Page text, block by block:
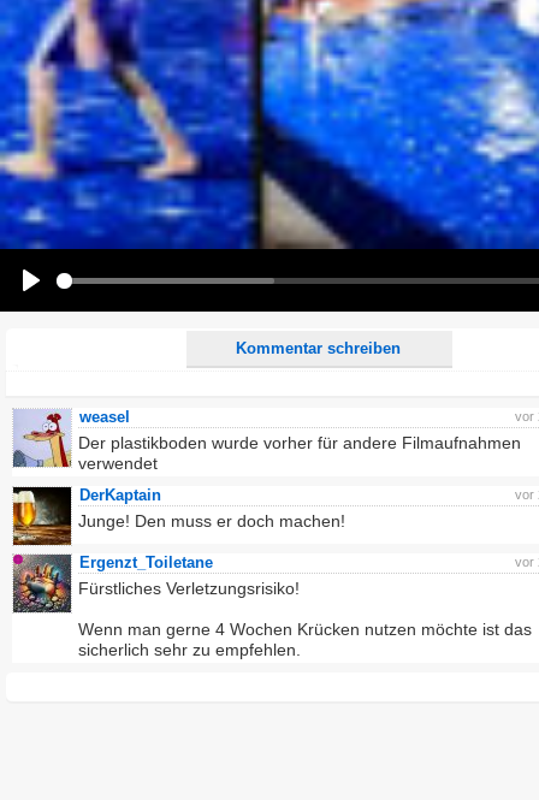
Kommentar schreiben
Name:
E-Mail-Adresse (optional):
Kommentar:
Alle HTML-Tags außer <br>, <strike> und <i> werden aus Deinem Kommentar entfernt.
URLs werden automatisch umgewandelt. Bitte verwende "www." oder "http://" in URLs
Ich möchte eine E-Mail, wenn auf dieser Seite weitere Kommentare erscheinen.
vor
weasel
Der plastikboden wurde vorher für andere Filmaufnahmen
verwendet
vor
DerKaptain
Junge! Den muss er doch machen!
vor
Ergenzt_Toiletane
Fürstliches Verletzungsrisiko!
Wenn man gerne 4 Wochen Krücken nutzen möchte ist das
sicherlich sehr zu empfehlen.